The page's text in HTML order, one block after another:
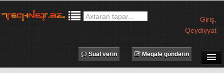
Giriş
Qeydiyyat
Məqalə göndərin
Sual verin